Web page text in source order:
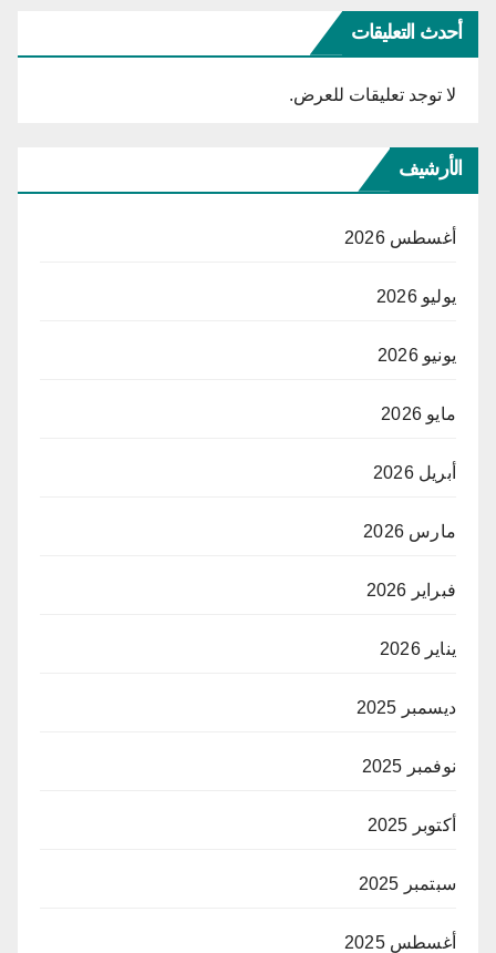
أحدث التعليقات
لا توجد تعليقات للعرض.
الأرشيف
أغسطس 2026
يوليو 2026
يونيو 2026
مايو 2026
أبريل 2026
مارس 2026
فبراير 2026
يناير 2026
ديسمبر 2025
نوفمبر 2025
أكتوبر 2025
سبتمبر 2025
أغسطس 2025